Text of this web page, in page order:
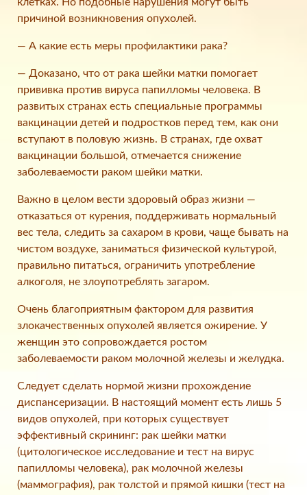
причиной возникновения опухолей.
— А какие есть меры профилактики рака?
— Доказано, что от рака шейки матки помогает
прививка против вируса папилломы человека. В
развитых странах есть специальные программы
вакцинации детей и подростков перед тем, как они
вступают в половую жизнь. В странах, где охват
вакцинации большой, отмечается снижение
заболеваемости раком шейки матки.
Важно в целом вести здоровый образ жизни —
отказаться от курения, поддерживать нормальный
вес тела, следить за сахаром в крови, чаще бывать на
чистом воздухе, заниматься физической культурой,
правильно питаться, ограничить употребление
алкоголя, не злоупотреблять загаром.
Очень благоприятным фактором для развития
злокачественных опухолей является ожирение. У
женщин это сопровождается ростом
заболеваемости раком молочной железы и желудка.
Следует сделать нормой жизни прохождение
диспансеризации. В настоящий момент есть лишь 5
видов опухолей, при которых существует
эффективный скрининг: рак шейки матки
(цитологическое исследование и тест на вирус
папилломы человека), рак молочной железы
(маммография), рак толстой и прямой кишки (тест на